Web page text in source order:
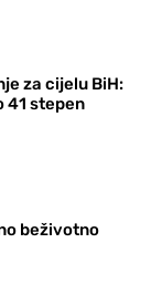
za cijelu BiH:
41 stepen
beživotno